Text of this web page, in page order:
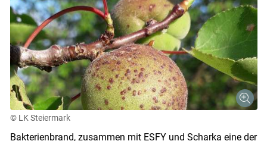
© LK Steiermark
Bakterienbrand, zusammen mit ESFY und Scharka eine der